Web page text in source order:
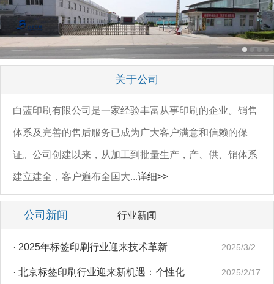
关于公司
白蓝印刷有限公司是一家经验丰富从事印刷的企业。销售
体系及完善的售后服务已成为广大客户满意和信赖的保
证。公司创建以来，从加工到批量生产，产、供、销体系
建立建全，客户遍布全国大...详细>>
公司新闻 行业新闻
· 2025年标签印刷行业迎来技术革新 2025/3/2
· 北京标签印刷行业迎来新机遇：个性化 2025/2/17